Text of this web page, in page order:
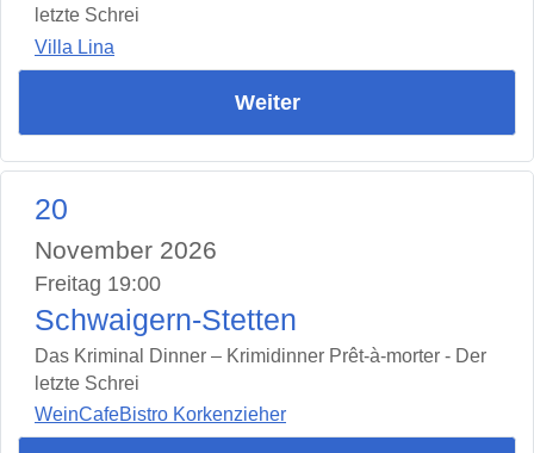
letzte Schrei
Villa Lina
Weiter
20
November 2026
Freitag 19:00
Schwaigern-Stetten
Das Kriminal Dinner – Krimidinner Prêt-à-morter - Der
letzte Schrei
WeinCafeBistro Korkenzieher